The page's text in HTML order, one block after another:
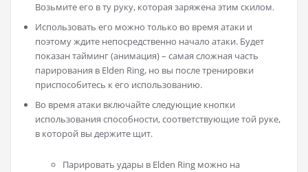
Возьмите его в ту руку, которая заряжена этим скилом.
Использовать его можно только во время атаки и
поэтому ждите непосредственно начало атаки. Будет
показан тайминг (анимация) – самая сложная часть
парирования в Elden Ring, но вы после тренировки
приспособитесь к его использованию.
Во время атаки включайте следующие кнопки
использования способности, соответствующие той руке,
в которой вы держите щит.
Парировать удары в Elden Ring можно на